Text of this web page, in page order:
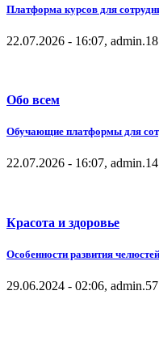
Платформа курсов для
22.07.2026 - 16:07, admin.18
Обо всем
Обучающие платформы для
22.07.2026 - 16:07, admin.14
Красота и здоровье
Особенности развития
29.06.2024 - 02:06, admin.